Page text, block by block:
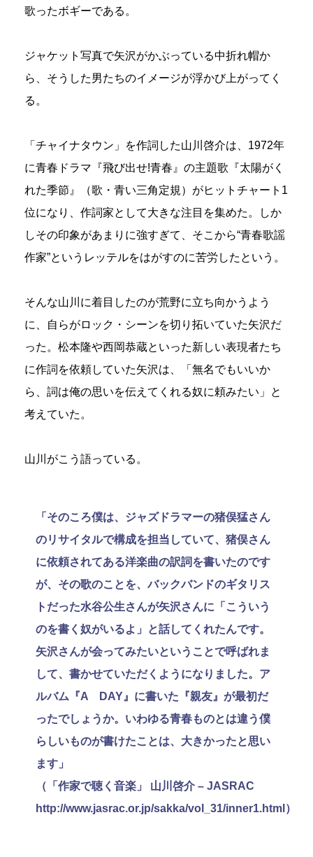
歌ったボギーである。
ジャケット写真で矢沢がかぶっている中折れ帽か
ら、そうした男たちのイメージが浮かび上がってく
る。
「チャイナタウン」を作詞した山川啓介は、1972年
に青春ドラマ『飛び出せ!青春』の主題歌『太陽がく
れた季節』（歌・青い三角定規）がヒットチャート1
位になり、作詞家として大きな注目を集めた。しか
しその印象があまりに強すぎて、そこから“青春歌謡
作家”というレッテルをはがすのに苦労したという。
そんな山川に着目したのが荒野に立ち向かうよう
に、自らがロック・シーンを切り拓いていた矢沢だ
った。松本隆や西岡恭蔵といった新しい表現者たち
に作詞を依頼していた矢沢は、「無名でもいいか
ら、詞は俺の思いを伝えてくれる奴に頼みたい」と
考えていた。
山川がこう語っている。
「そのころ僕は、ジャズドラマーの猪俣猛さん
のリサイタルで構成を担当していて、猪俣さん
に依頼されてある洋楽曲の訳詞を書いたのです
が、その歌のことを、バックバンドのギタリス
トだった水谷公生さんが矢沢さんに「こういう
のを書く奴がいるよ」と話してくれたんです。
矢沢さんが会ってみたいということで呼ばれま
して、書かせていただくようになりました。ア
ルバム『A DAY』に書いた『親友』が最初だ
ったでしょうか。いわゆる青春ものとは違う僕
らしいものが書けたことは、大きかったと思い
ます」
（「作家で聴く音楽」 山川啓介 – JASRAC
http://www.jasrac.or.jp/sakka/vol_31/inner1.html）